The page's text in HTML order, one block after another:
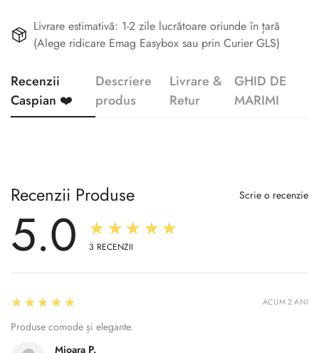
Livrare estimativă: 1-2 zile lucrătoare oriunde în țară
(Alege ridicare Emag Easybox sau prin Curier GLS)
Recenzii
Caspian ❤️
Descriere
produs
Livrare &
Retur
GHID DE
MARIMI
Recenzii Produse Scrie o recenzie
5.0 ★★★★★
3 RECENZII
Mioara P.
5
★★★★★
Produse comode și elegante.
ACUM 2 ANI